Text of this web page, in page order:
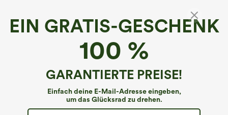
EIN GRATIS-GESCHENK
100 %
GARANTIERTE PREISE!
Einfach deine E-Mail-Adresse eingeben,
um das Glücksrad zu drehen.
Solides Yoga-Top in Übergröße mit